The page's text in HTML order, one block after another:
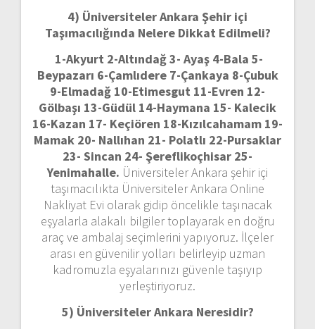
4) Üniversiteler Ankara Şehir içi
Taşımacılığında Nelere Dikkat Edilmeli?
1-Akyurt 2-Altındağ 3- Ayaş 4-Bala 5-
Beypazarı 6-Çamlıdere 7-Çankaya 8-Çubuk
9-Elmadağ 10-Etimesgut 11-Evren 12-
Gölbaşı 13-Güdül 14-Haymana 15- Kalecik
16-Kazan 17- Keçiören 18-Kızılcahamam 19-
Mamak 20- Nallıhan 21- Polatlı 22-Pursaklar
23- Sincan 24- Şereflikoçhisar 25-
Yenimahalle. Üniversiteler Ankara şehir içi
taşımacılıkta Üniversiteler Ankara Online
Nakliyat Evi olarak gidip öncelikle taşınacak
eşyalarla alakalı bilgiler toplayarak en doğru
araç ve ambalaj seçimlerini yapıyoruz. İlçeler
arası en güvenilir yolları belirleyip uzman
kadromuzla eşyalarınızı güvenle taşıyıp
yerleştiriyoruz.
5) Üniversiteler Ankara Neresidir?